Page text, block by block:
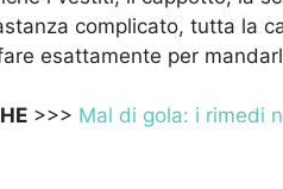
complicato, tutta la
esattamente per
>>> Mal di gola: i rimedi